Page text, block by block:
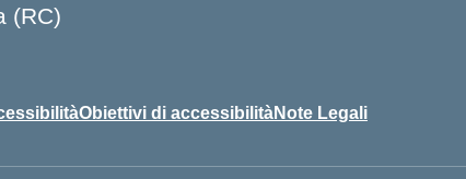
(RC)
Obiettivi di accessibilitàNote Legali